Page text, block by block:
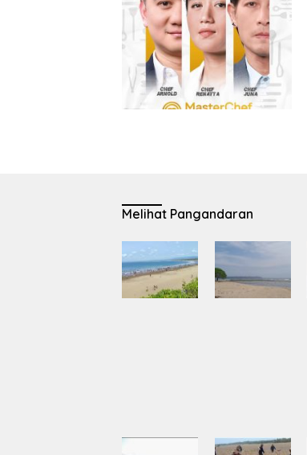
Melihat Pangandaran